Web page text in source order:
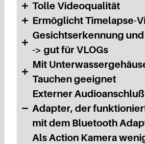
Tolle Videoqualität
Ermöglicht Timelapse-
Gesichtserkennung
-> gut für VLOGs
Mit
Tauchen geeignet
Externer
Adapter, der
mit dem Bluetooth
Als Action Kamera